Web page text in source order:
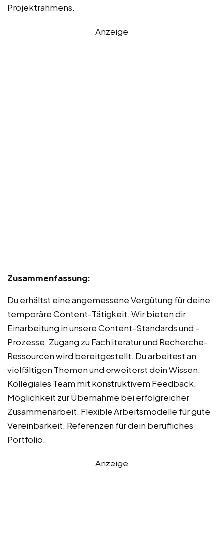
Projektrahmens.
Anzeige
Zusammenfassung:
Du erhältst eine angemessene Vergütung für deine
temporäre Content-Tätigkeit. Wir bieten dir
Einarbeitung in unsere Content-Standards und -
Prozesse. Zugang zu Fachliteratur und Recherche-
Ressourcen wird bereitgestellt. Du arbeitest an
vielfältigen Themen und erweiterst dein Wissen.
Kollegiales Team mit konstruktivem Feedback.
Möglichkeit zur Übernahme bei erfolgreicher
Zusammenarbeit. Flexible Arbeitsmodelle für gute
Vereinbarkeit. Referenzen für dein berufliches
Portfolio.
Anzeige